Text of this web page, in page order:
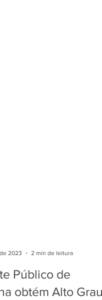
2023
2 min de leitura